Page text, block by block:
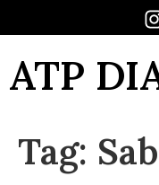
ATP
Tag: